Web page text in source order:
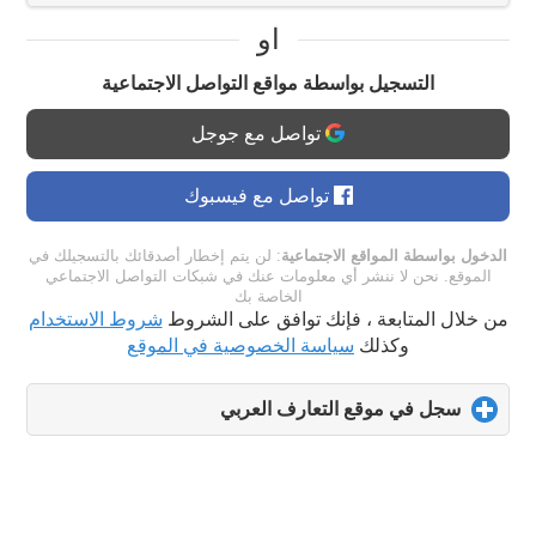
او
التسجيل بواسطة مواقع التواصل الاجتماعية
تواصل مع جوجل
تواصل مع فيسبوك
الدخول بواسطة المواقع الاجتماعية: لن يتم إخطار أصدقائك بالتسجيلك في
الموقع. نحن لا ننشر أي معلومات عنك في شبكات التواصل الاجتماعي
الخاصة بك
من خلال المتابعة ، فإنك توافق على الشروط شروط الاستخدام
وكذلك سياسة الخصوصية في الموقع
سجل في موقع التعارف العربي
to